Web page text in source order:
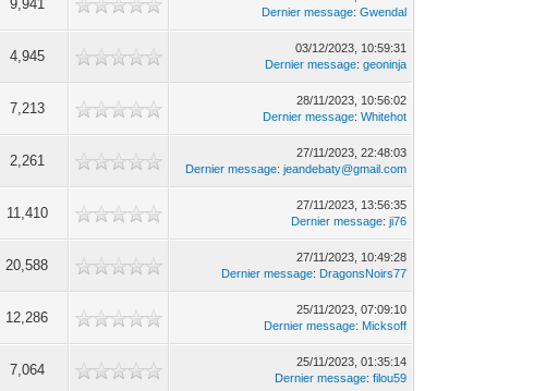
9,941
Dernier message:Gwendal
4,945
03/12/2023, 10:59:31
Dernier message:geoninja
7,213
28/11/2023, 10:56:02
Dernier message:Whitehot
2,261
27/11/2023, 22:48:03
Dernier message:jeandebaty@gmail.com
11,410
27/11/2023, 13:56:35
Dernier message:ji76
20,588
27/11/2023, 10:49:28
Dernier message: DragonsNoirs77
12,286
25/11/2023, 07:09:10
Dernier message: Micksoff
7,064
25/11/2023, 01:35:14
Dernier message:filou59